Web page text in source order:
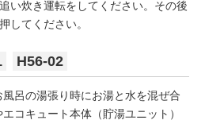
い炊き運転をしてください。その後
してください。
H56-02
風呂の湯張り時にお湯と水を混ぜ合
コキュート本体（貯湯ユニット）